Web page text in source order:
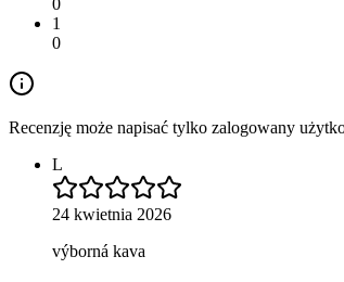
0
1
0
Recenzję może napisać tylko zalogowany
L
24 kwietnia 2026
výborná kava